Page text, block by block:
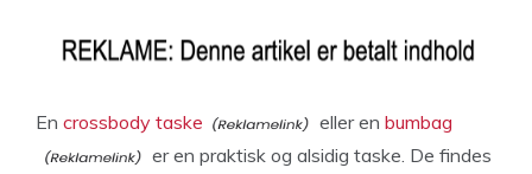
En crossbody taske eller en bumbag
er en praktisk og alsidig taske. De findes